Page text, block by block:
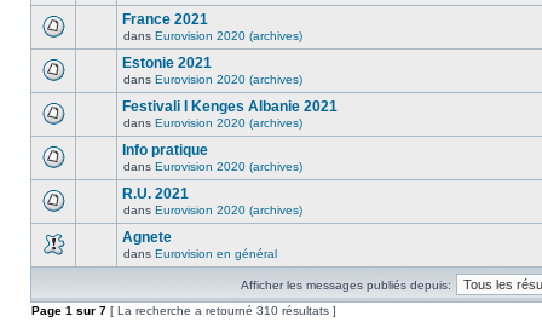
France 2021
dans Eurovision 2020 (archives)
Estonie 2021
dans Eurovision 2020 (archives)
Festivali I Kenges Albanie 2021
dans Eurovision 2020 (archives)
Info pratique
dans Eurovision 2020 (archives)
R.U. 2021
dans Eurovision 2020 (archives)
Agnete
dans Eurovision en général
Afficher les messages publiés depuis:
Page 1 sur 7 [ La recherche a retourné 310 résultats ]